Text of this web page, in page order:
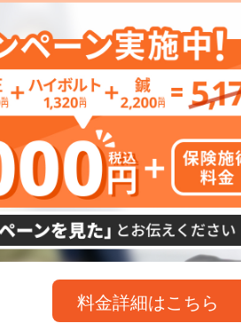
料金詳細はこちら